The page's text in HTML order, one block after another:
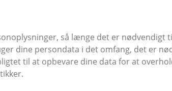
så længe det er nødvendigt
dine persondata i det omfang, det er
til at opbevare dine data for at